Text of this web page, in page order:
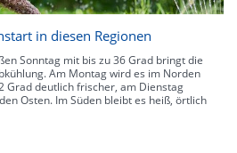
in diesen Regionen
Sonntag mit bis zu 36 Grad bringt die
Am Montag wird es im Norden
Grad deutlich frischer, am Dienstag
Osten. Im Süden bleibt es heiß, örtlich